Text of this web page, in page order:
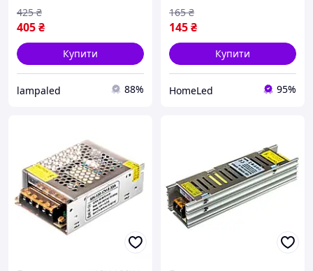
405₴
425 ₴
Купити
lampaled 88%
145₴
165 ₴
Купити
HomeLed 95%